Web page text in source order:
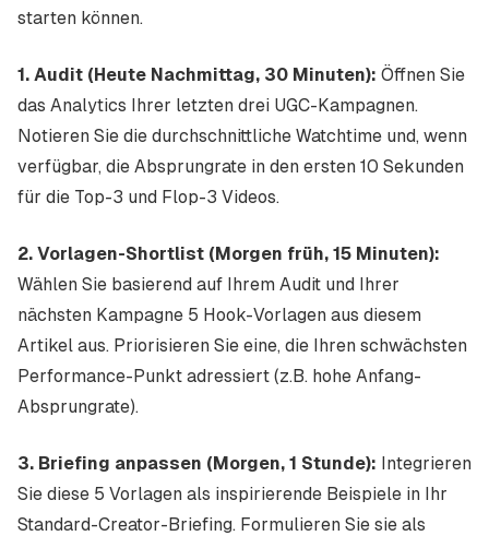
starten können.
1. Audit (Heute Nachmittag, 30 Minuten): Öffnen Sie
das Analytics Ihrer letzten drei UGC-Kampagnen.
Notieren Sie die durchschnittliche Watchtime und, wenn
verfügbar, die Absprungrate in den ersten 10 Sekunden
für die Top-3 und Flop-3 Videos.
2. Vorlagen-Shortlist (Morgen früh, 15 Minuten):
Wählen Sie basierend auf Ihrem Audit und Ihrer
nächsten Kampagne 5 Hook-Vorlagen aus diesem
Artikel aus. Priorisieren Sie eine, die Ihren schwächsten
Performance-Punkt adressiert (z.B. hohe Anfang-
Absprungrate).
3. Briefing anpassen (Morgen, 1 Stunde): Integrieren
Sie diese 5 Vorlagen als inspirierende Beispiele in Ihr
Standard-Creator-Briefing. Formulieren Sie sie als